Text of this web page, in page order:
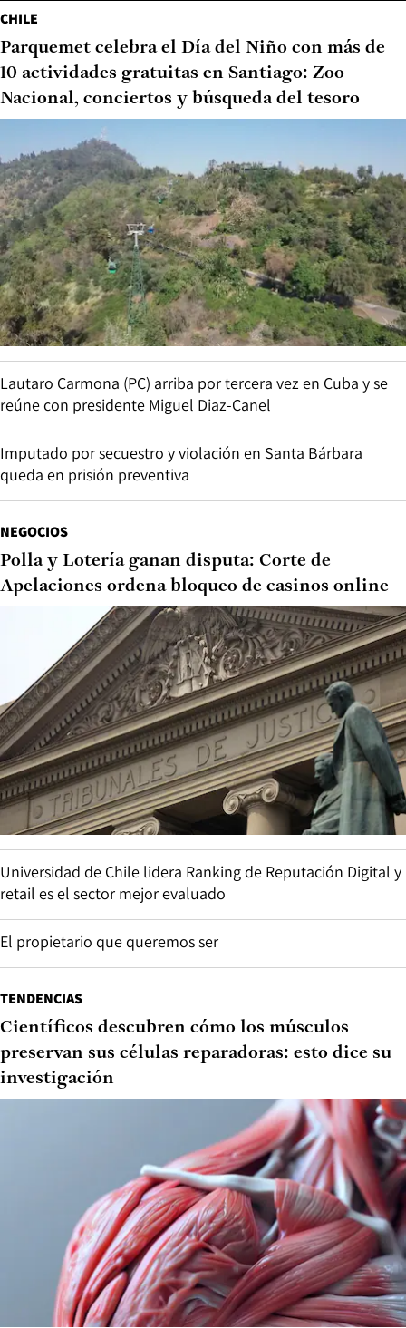
CHILE
Parquemet celebra el Día del Niño con más de
10 actividades gratuitas en Santiago: Zoo
Nacional, conciertos y búsqueda del tesoro
Lautaro Carmona (PC) arriba por tercera vez en Cuba y se
reúne con presidente Miguel Diaz-Canel
Imputado por secuestro y violación en Santa Bárbara
queda en prisión preventiva
NEGOCIOS
Polla y Lotería ganan disputa: Corte de
Apelaciones ordena bloqueo de casinos online
Universidad de Chile lidera Ranking de Reputación Digital y
retail es el sector mejor evaluado
El propietario que queremos ser
TENDENCIAS
Científicos descubren cómo los músculos
preservan sus células reparadoras: esto dice su
investigación